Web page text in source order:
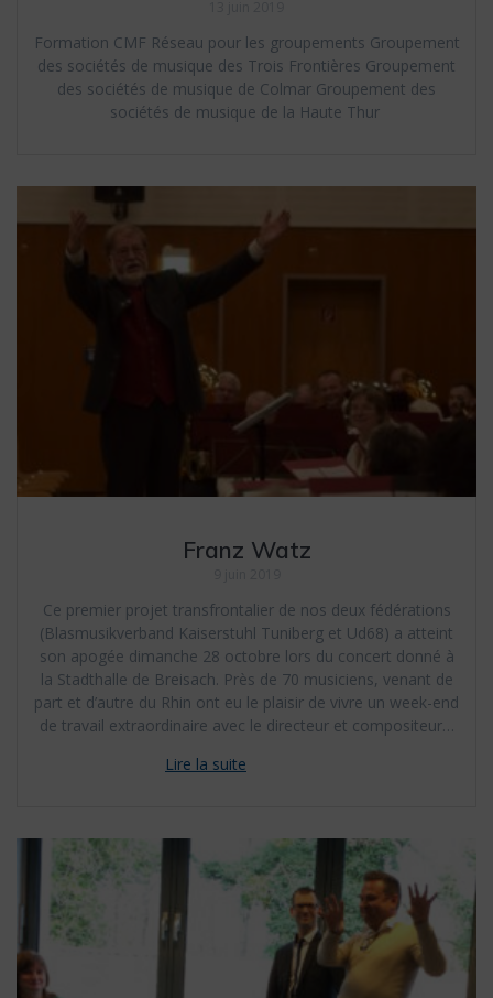
Formation CMF Réseau pour les groupements Groupement
des sociétés de musique des Trois Frontières Groupement
des sociétés de musique de Colmar Groupement des
sociétés de musique de la Haute Thur
Franz Watz
Ce premier projet transfrontalier de nos deux fédérations
(Blasmusikverband Kaiserstuhl Tuniberg et Ud68) a atteint
son apogée dimanche 28 octobre lors du concert donné à
la Stadthalle de Breisach. Près de 70 musiciens, venant de
part et d’autre du Rhin ont eu le plaisir de vivre un week-end
de travail extraordinaire avec le directeur et compositeur…